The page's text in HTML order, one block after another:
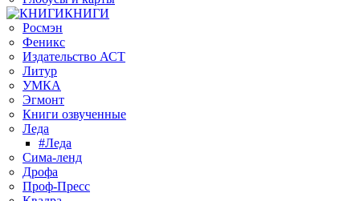
КНИГИ
Росмэн
Феникс
Издательство АСТ
Литур
УМКА
Эгмонт
Книги озвученные
Леда
#Леда
Сима-ленд
Дрофа
Проф-Пресс